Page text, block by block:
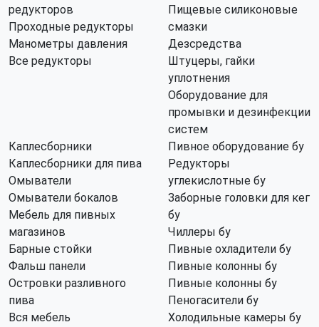
редукторов
Проходные редукторы
Манометры давления
Все редукторы
Пищевые силиконовые
смазки
Дезсредства
Штуцеры, гайки
уплотнения
Оборудование для
промывки и дезинфекции
систем
Каплесборники
Каплесборники для пива
Омыватели
Омыватели бокалов
Мебель для пивных
магазинов
Барные стойки
Фальш панели
Островки разливного
пива
Вся мебель
Пивное оборудование бу
Редукторы
углекислотные бу
Заборные головки для кег
бу
Чиллеры бу
Пивные охладители бу
Пивные колонны бу
Пивные колонны бу
Пеногасители бу
Холодильные камеры бу